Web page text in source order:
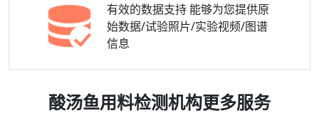
有效的数据支持 能够为您提供原
始数据/试验照片/实验视频/图谱
信息
酸汤鱼用料检测机构更多服务